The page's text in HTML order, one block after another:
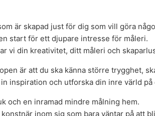
är skapad just för dig som vill göra
start för ett djupare intresse för måleri.
vi din kreativitet, ditt måleri och
är att du ska känna större trygghet,
inspiration och utforska din inre värld
och en inramad mindre målning hem.
inom sig som bara väntar på att